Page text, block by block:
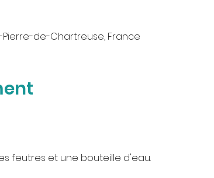
de-Chartreuse, France
feutres et une bouteille d'eau.